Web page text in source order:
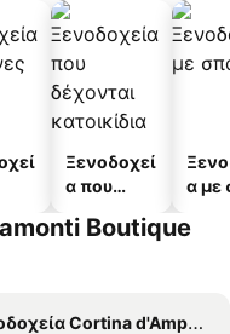
Ξενοδοχεί
α που
κατοικίδι
α με
Boutique
Cortina d'Ampezzo